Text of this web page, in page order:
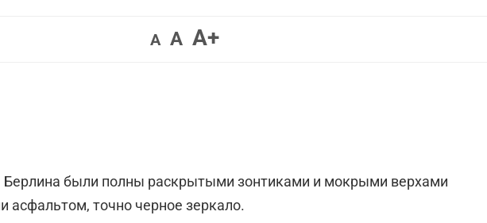
AУменьшить
AВернуть
A+Увеличить
были полны раскрытыми зонтиками и мокрыми верхами
асфаль­том, точно черное зеркало.